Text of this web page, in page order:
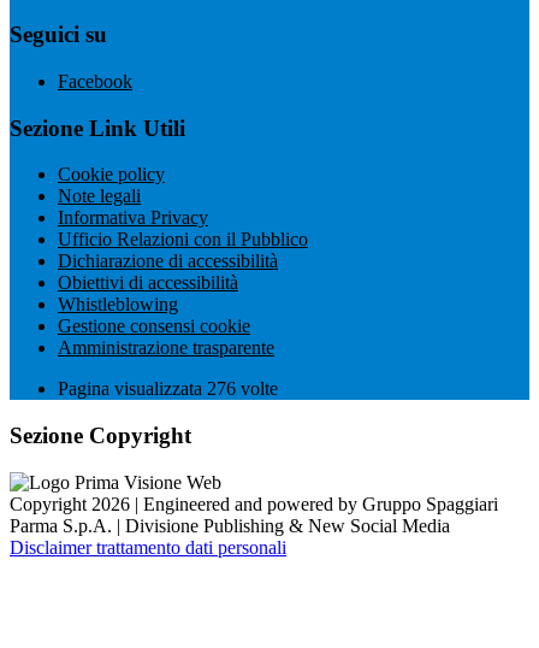
Seguici su
Facebook
Sezione Link Utili
Cookie policy
Note legali
Informativa Privacy
Ufficio Relazioni con il Pubblico
Dichiarazione di accessibilità
Obiettivi di accessibilità
Whistleblowing
Gestione consensi cookie
Amministrazione trasparente
Pagina visualizzata 276 volte
Sezione Copyright
Copyright 2026 | Engineered and powered by Gruppo Spaggiari
Parma S.p.A. | Divisione Publishing & New Social Media
Disclaimer trattamento dati personali